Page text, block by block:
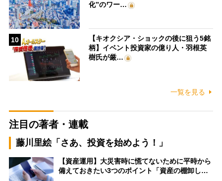
化”のワー…
10
【キオクシア・ショックの後に狙う5銘
柄】イベント投資家の億り人・羽根英
樹氏が厳…
一覧を見る
注目の著者・連載
藤川里絵「さあ、投資を始めよう！」
【資産運用】大災害時に慌てないために平時から
備えておきたい3つのポイント「資産の棚卸し…